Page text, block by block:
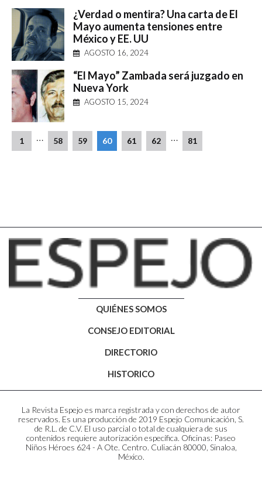
¿Verdad o mentira? Una carta de El
Mayo aumenta tensiones entre
México y EE. UU
AGOSTO 16, 2024
“El Mayo” Zambada será juzgado en
Nueva York
AGOSTO 15, 2024
1 … 58 59 60 61 62 … 81
QUIÉNES SOMOS
CONSEJO EDITORIAL
DIRECTORIO
HISTORICO
La Revista Espejo es marca registrada y con derechos de autor
reservados. Es una producción de 2019 Espejo Comunicación, S.
de R.L. de C.V. El uso parcial o total de cualquiera de sus
contenidos requiere autorización específica. Oficinas: Paseo
Niños Héroes 624 - A Ote. Centro. Culiacán 80000, Sinaloa,
México.